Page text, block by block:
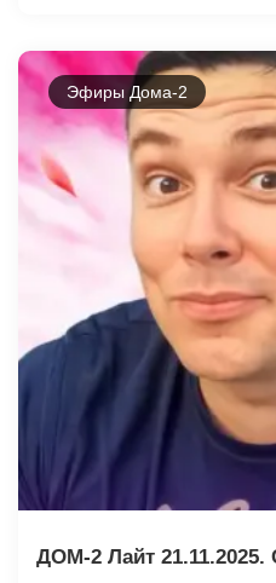
Эфиры Дома-2
ДОМ-2 Лайт 21.11.2025.